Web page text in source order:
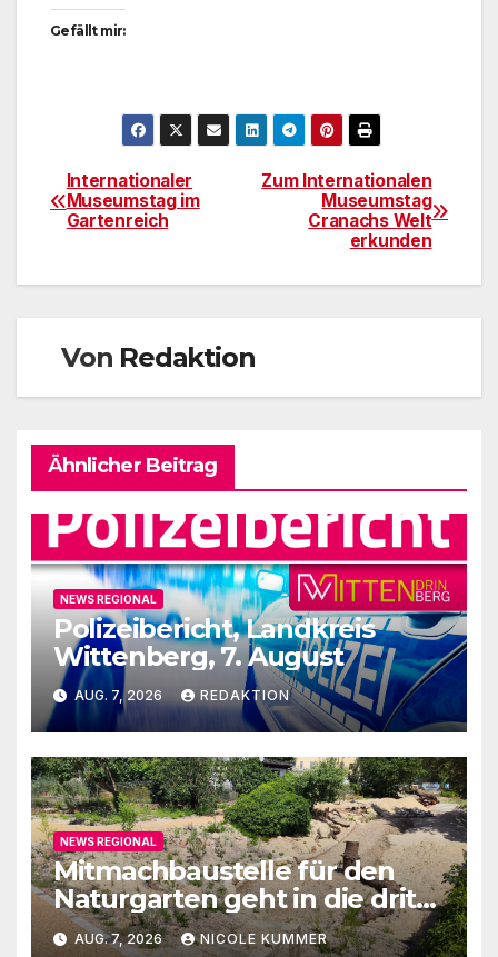
Gefällt mir:
Beitragsnavigation
Zum Internationalen
Museumstag
Cranachs Welt
erkunden
Internationaler
Museumstag im
Gartenreich
Von Redaktion
Ähnlicher Beitrag
NEWS REGIONAL
Polizeibericht, Landkreis
Wittenberg, 7. August
AUG. 7, 2026 REDAKTION
NEWS REGIONAL
Mitmachbaustelle für den
Naturgarten geht in die dritte
Runde
AUG. 7, 2026 NICOLE KUMMER